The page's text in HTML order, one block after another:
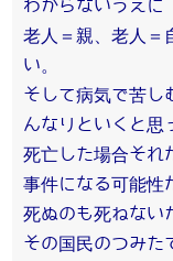
わからないうえに
老人＝親、老人＝
い。
そして病気で苦し
んなりといくと思
死亡した場合それ
事件になる可能性
死ぬのも死ねない
その国民のつみた